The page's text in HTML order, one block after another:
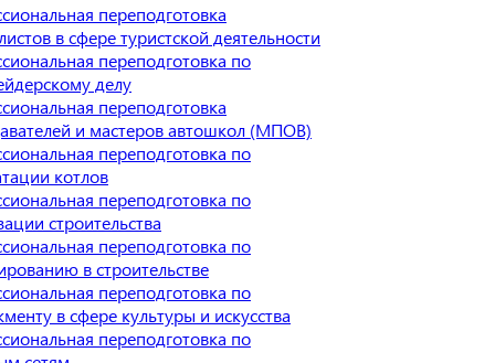
переподготовка
в сфере туристской деятельности
переподготовка по
делу
переподготовка
и мастеров автошкол (МПОВ)
переподготовка по
котлов
переподготовка по
строительства
переподготовка по
в строительстве
переподготовка по
в сфере культуры и искусства
переподготовка по